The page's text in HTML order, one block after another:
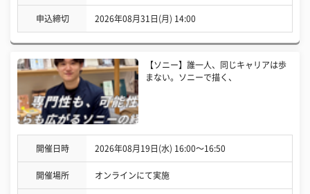
申込締切 2026年08月31日(月) 14:00
【ソニー】誰一人、同じキャリアは歩
まない。ソニーで描く、
開催日時 2026年08月19日(水) 16:00〜16:50
開催場所 オンラインにて実施